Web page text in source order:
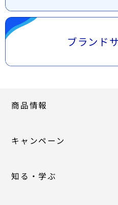
ブランド
商品情報
キャンペーン
知る・学ぶ